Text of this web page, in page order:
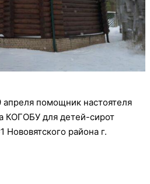
апреля помощник настоятеля
КОГОБУ для детей-сирот
района г.